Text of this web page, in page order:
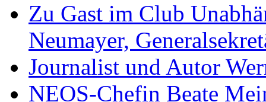
Zu Gast im Club
Neumayer,
Journalist und Autor
NEOS-Chefin Beate